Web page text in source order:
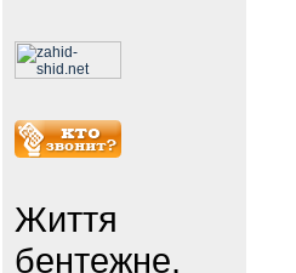
Життя
бентежне,